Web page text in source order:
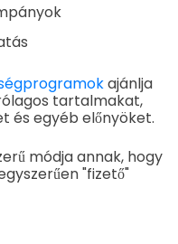
ajánlja
tartalmakat,
és egyéb előnyöket.
módja annak, hogy
"fizető"